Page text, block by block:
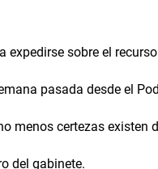
sobre el
pasada desde el
menos certezas existen
del gabinete.